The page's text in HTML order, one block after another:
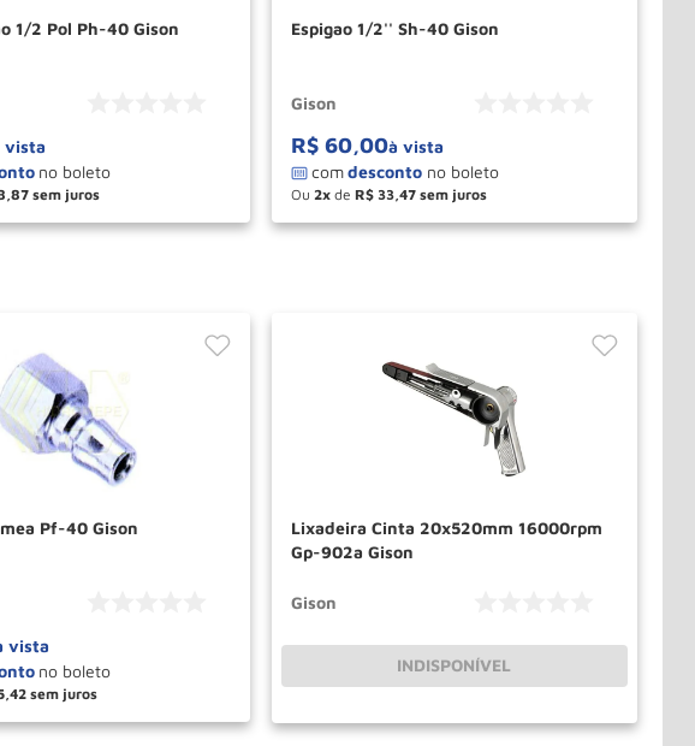
1/2 Pol Ph-40 Gison
vista
87
＋ COMPRAR
Espigao 1/2'' Sh-40 Gison
Gison
R$ 60,00à vista
Ou 2 de R$ 33, 47
＋
－ COMPRAR
Pf-40 Gison
vista
, 42
＋ COMPRAR
Lixadeira Cinta 20x520mm 16000rpm
Gp-902a Gison
Gison
INDISPONÍVEL